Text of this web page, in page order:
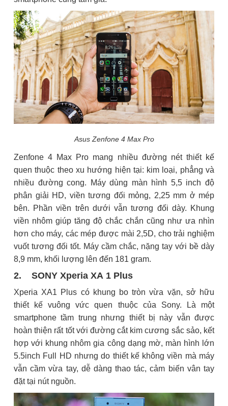
Asus Zenfone 4 Max Pro
Zenfone 4 Max Pro mang nhiều đường nét thiết kế
quen thuộc theo xu hướng hiện tại: kim loại, phẳng và
nhiều đường cong. Máy dùng màn hình 5,5 inch độ
phân giải HD, viền tương đối mỏng, 2,25 mm ở mép
bên. Phần viền trên dưới vẫn tương đối dày. Khung
viền nhôm giúp tăng độ chắc chắn cũng như ưa nhìn
hơn cho máy, các mép được mài 2,5D, cho trải nghiệm
vuốt tương đối tốt. Máy cầm chắc, nặng tay với bề dày
8,9 mm, khối lượng lên đến 181 gram.
2. SONY Xperia XA 1 Plus
Xperia XA1 Plus có khung bo tròn vừa vặn, sở hữu
thiết kế vuông vức quen thuộc của Sony. Là một
smartphone tầm trung nhưng thiết bị này vẫn được
hoàn thiện rất tốt với đường cắt kim cương sắc sảo, kết
hợp với khung nhôm gia công dạng mờ, màn hình lớn
5.5inch Full HD nhưng do thiết kế không viền mà máy
vẫn cầm vừa tay, dễ dàng thao tác, cảm biến vân tay
đặt tại nút nguồn.